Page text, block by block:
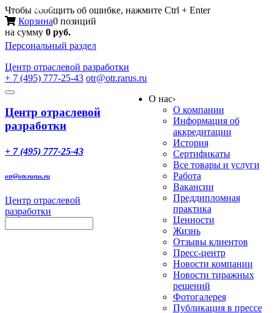
Чтобы сообщить об ошибке, нажмите Ctrl + Enter
Корзина0 позиций
на сумму 0 руб.
Персональный раздел
Центр отраслевой разработки
+ 7 (495) 777-25-43 otr@otr.rarus.ru
Toggle
Меню
Центр отраслевой
разработки
+ 7 (495) 777-25-43
otr@otr.rarus.ru
Центр отраслевой
разработки
О нас›
О компании
Информация об
аккредитации
История
Сертификаты
Все товары и услуги
Работа
Вакансии
Преддипломная
практика
Ценности
Жизнь
Отзывы клиентов
Пресс-центр
Новости компании
Новости тиражных
решений
Фотогалерея
Публикация в прессе